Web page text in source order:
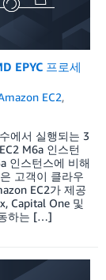
EPYC 프로세
EC2,
에서 실행되는 3
M6a 인스턴
인스턴스에 비해
고객이 클라우
EC2가 제공
Capital One 및
하는 […]